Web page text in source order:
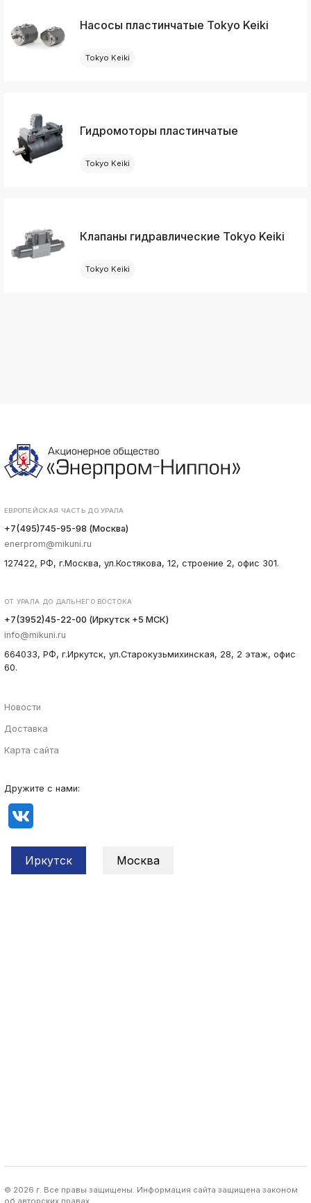
Насосы пластинчатые Tokyo Keiki
Tokyo Keiki
Гидромоторы пластинчатые
Tokyo Keiki
Клапаны гидравлические Tokyo Keiki
Tokyo Keiki
ЕВРОПЕЙСКАЯ ЧАСТЬ ДО УРАЛА
+7(495)745-95-98 (Москва)
enerprom@mikuni.ru
127422, РФ, г.Москва, ул.Костякова, 12, строение 2, офис 301.
ОТ УРАЛА ДО ДАЛЬНЕГО ВОСТОКА
+7(3952)45-22-00 (Иркутск +5 МСК)
info@mikuni.ru
664033, РФ, г.Иркутск, ул.Старокузьмихинская, 28, 2 этаж, офис
60.
Новости
Доставка
Карта сайта
Дружите с нами:
Иркутск Москва
© 2026 г. Все правы защищены. Информация сайта защищена законом
об авторских правах